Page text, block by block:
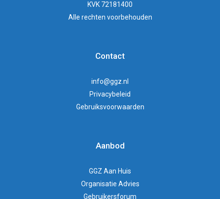
KVK 72181400
Alle rechten voorbehouden
Contact
info@ggz.nl
Privacybeleid
Gebruiksvoorwaarden
Aanbod
GGZ Aan Huis
Organisatie Advies
Gebruikersforum